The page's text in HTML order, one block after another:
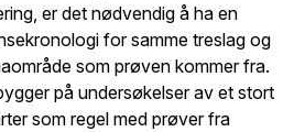
er det nødvendig å ha en
for samme treslag og
som prøven kommer fra.
på undersøkelser av et stort
som regel med prøver fra